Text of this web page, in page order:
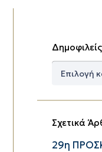
Δημοφιλείς
Σχετικά
29η